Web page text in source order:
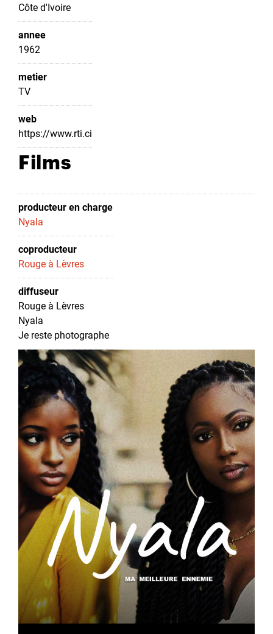
Côte d'Ivoire
annee
1962
metier
TV
web
https://www.rti.ci
Films
producteur en charge
Nyala
coproducteur
Rouge à Lèvres
diffuseur
Rouge à Lèvres
Nyala
Je reste photographe